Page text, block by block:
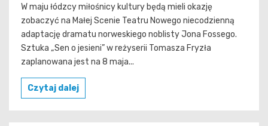
W maju łódzcy miłośnicy kultury będą mieli okazję
zobaczyć na Małej Scenie Teatru Nowego niecodzienną
adaptację dramatu norweskiego noblisty Jona Fossego.
Sztuka „Sen o jesieni” w reżyserii Tomasza Fryzła
zaplanowana jest na 8 maja...
Czytaj dalej